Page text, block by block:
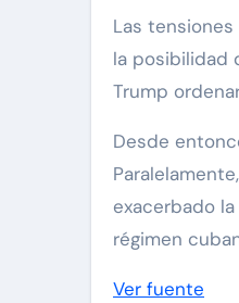
Las
la posibilidad
Trump
Desde
exacerbado
régimen
Ver fuente